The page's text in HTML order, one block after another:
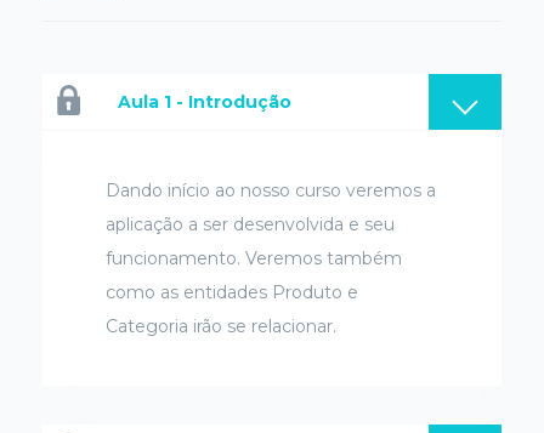
Aula 1 - Introdução
Dando início ao nosso curso veremos a
aplicação a ser desenvolvida e seu
funcionamento. Veremos também
como as entidades Produto e
Categoria irão se relacionar.